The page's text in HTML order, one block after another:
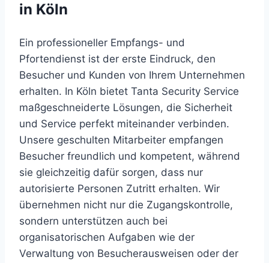
in Köln
Ein professioneller Empfangs- und
Pfortendienst ist der erste Eindruck, den
Besucher und Kunden von Ihrem Unternehmen
erhalten. In Köln bietet Tanta Security Service
maßgeschneiderte Lösungen, die Sicherheit
und Service perfekt miteinander verbinden.
Unsere geschulten Mitarbeiter empfangen
Besucher freundlich und kompetent, während
sie gleichzeitig dafür sorgen, dass nur
autorisierte Personen Zutritt erhalten. Wir
übernehmen nicht nur die Zugangskontrolle,
sondern unterstützen auch bei
organisatorischen Aufgaben wie der
Verwaltung von Besucherausweisen oder der